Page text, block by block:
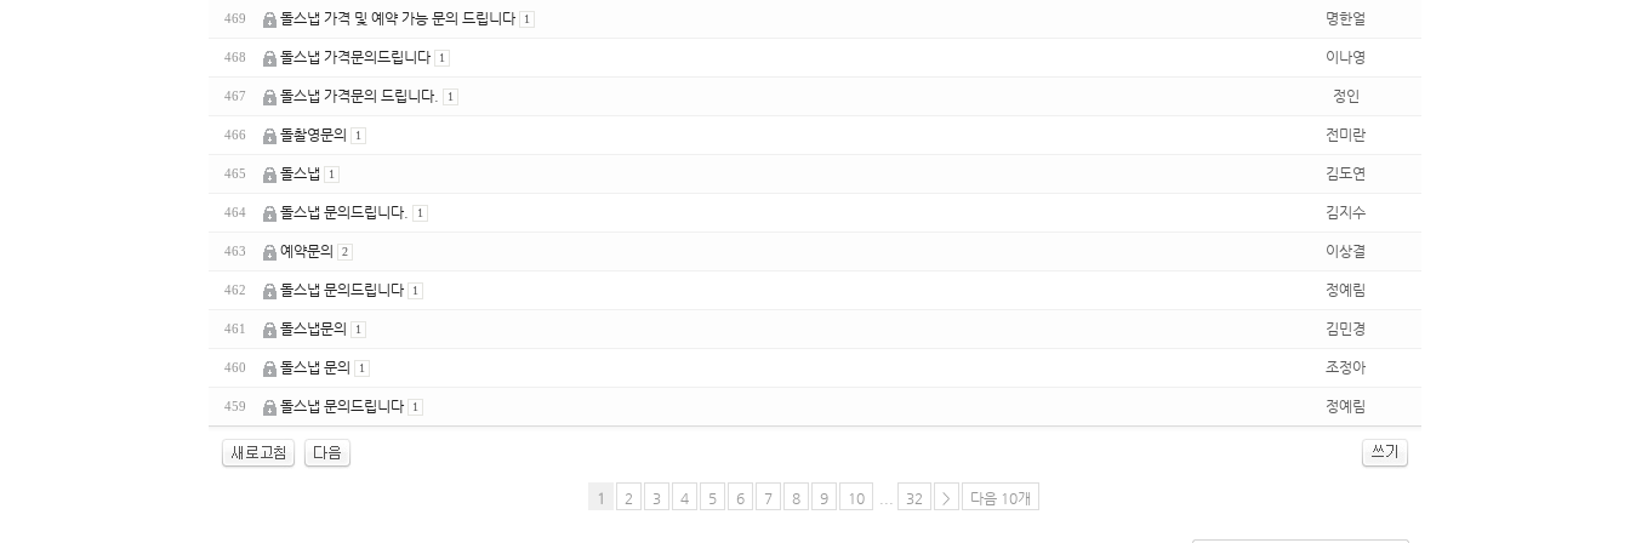
469 돌스냅 가격 및 예약 가능 문의 드립니다 1 명한얼
468 돌스냅 가격문의드립니다 1 이나영
467 돌스냅 가격문의 드립니다. 1 정인
466 돌촬영문의 1 전미란
465 돌스냅 1 김도연
464 돌스냅 문의드립니다. 1 김지수
463 예약문의 2 이상결
462 돌스냅 문의드립니다 1 정예림
461 돌스냅문의 1 김민경
460 돌스냅 문의 1 조정아
459 돌스냅 문의드립니다 1 정예림
1 2 3 4 5 6 7 8 9 10 32 > 다음 10개